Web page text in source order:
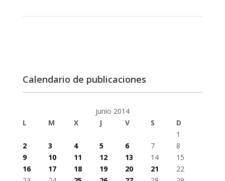
Calendario de publicaciones
junio 2014
L
M X J V S
D
1
2
3 4 5 6 7
8
9
10 11 12 13 14
15
16
17 18 19 20 21
22